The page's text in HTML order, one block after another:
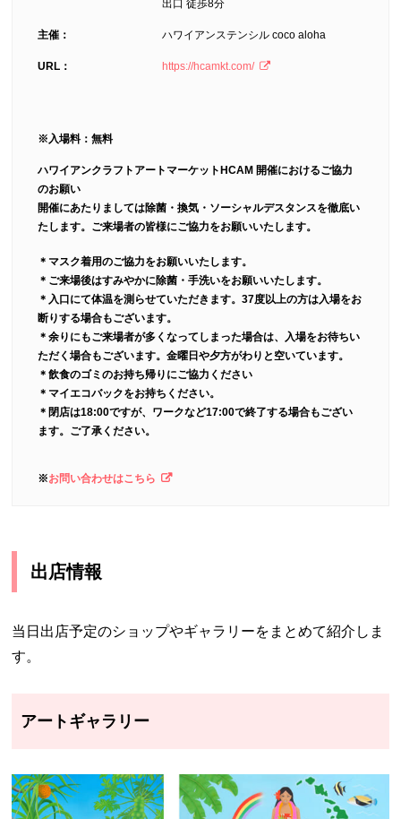
出口 徒歩8分
主催： ハワイアンステンシル coco aloha
URL： https://hcamkt.com/
※入場料：無料
ハワイアンクラフトアートマーケットHCAM 開催におけるご協力
のお願い
開催にあたりましては除菌・換気・ソーシャルデスタンスを徹底い
たします。ご来場者の皆様にご協力をお願いいたします。
＊マスク着用のご協力をお願いいたします。
＊ご来場後はすみやかに除菌・手洗いをお願いいたします。
＊入口にて体温を測らせていただきます。37度以上の方は入場をお
断りする場合もございます。
＊余りにもご来場者が多くなってしまった場合は、入場をお待ちい
ただく場合もございます。金曜日や夕方がわりと空いています。
＊飲食のゴミのお持ち帰りにご協力ください
＊マイエコバックをお持ちください。
＊閉店は18:00ですが、ワークなど17:00で終了する場合もござい
ます。ご了承ください。
※お問い合わせはこちら
出店情報
当日出店予定のショップやギャラリーをまとめて紹介しま
す。
アートギャラリー